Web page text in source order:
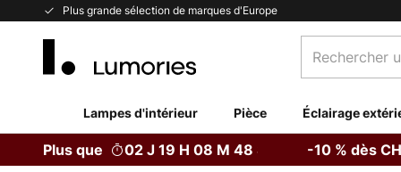
Plus grande sélection de marques d'Europe
Allez
un
catégorie...
Lampes d'intérieur Pièce Éclairage
Plus que 02 J 19 H 08 M 47 S -10 % dès